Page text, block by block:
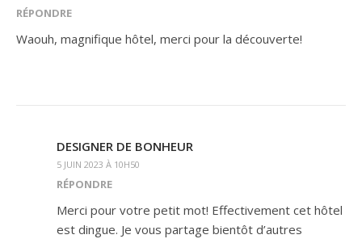
RÉPONDRE
Waouh, magnifique hôtel, merci pour la découverte!
DESIGNER DE BONHEUR
5 JUIN 2023 À 10H50
RÉPONDRE
Merci pour votre petit mot! Effectivement cet hôtel
est dingue. Je vous partage bientôt d’autres